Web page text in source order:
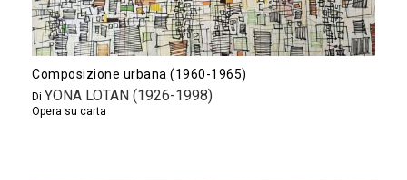
Composizione urbana (1960-1965)
Di YONA LOTAN (1926-1998)
Opera su carta